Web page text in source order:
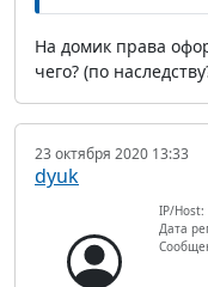
На домик права
чего? (по
23 октября 2020 13:33
dyuk
IP/Host:
Дата